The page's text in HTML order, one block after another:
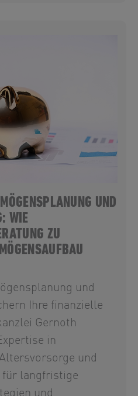
UND
WIE
ZU
und
Ihre finanzielle
Gernoth
in
und
für langfristige
und